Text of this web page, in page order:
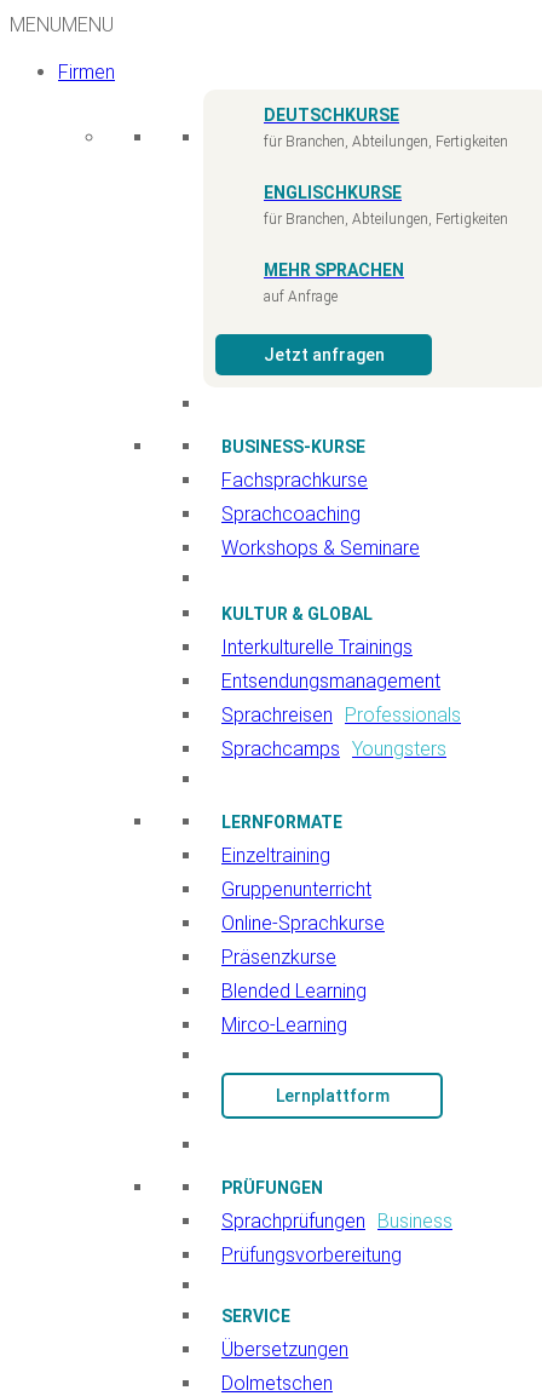
MENUMENU
Firmen
DEUTSCHKURSE
für Branchen, Abteilungen, Fertigkeiten
ENGLISCHKURSE
für Branchen, Abteilungen, Fertigkeiten
MEHR SPRACHEN
auf Anfrage
Jetzt anfragen
BUSINESS-KURSE
Fachsprachkurse
Sprachcoaching
Workshops & Seminare
KULTUR & GLOBAL
Interkulturelle Trainings
Entsendungsmanagement
Sprachreisen
Professionals
Sprachcamps Youngsters
LERNFORMATE
Einzeltraining
Gruppenunterricht
Online-Sprachkurse
Präsenzkurse
Blended Learning
Mirco-Learning
Lernplattform
PRÜFUNGEN
Sprachprüfungen
Business
Prüfungsvorbereitung
SERVICE
Übersetzungen
Dolmetschen